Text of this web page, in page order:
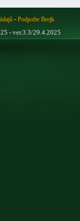
- Podpořte Brejk
- ver.3.3/29.4.2025